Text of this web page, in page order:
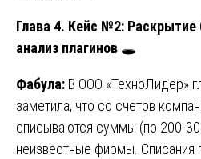
Глава 4. Кейс №2: Раскрытие
анализ плагинов 🕳️
Фабула: В ООО «ТехноЛидер»
заметила, что со счетов
списываются суммы (по 200-
неизвестные фирмы. Списания